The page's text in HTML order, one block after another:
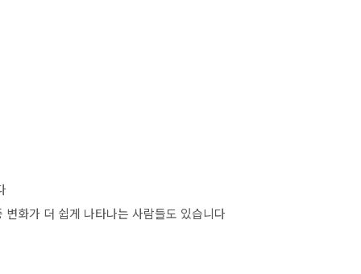
화가 더 쉽게 나타나는 사람들도 있습니다